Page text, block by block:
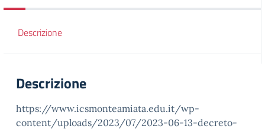
Descrizione
Descrizione
https://www.icsmonteamiata.edu.it/wp-
content/uploads/2023/07/2023-06-13-decreto-